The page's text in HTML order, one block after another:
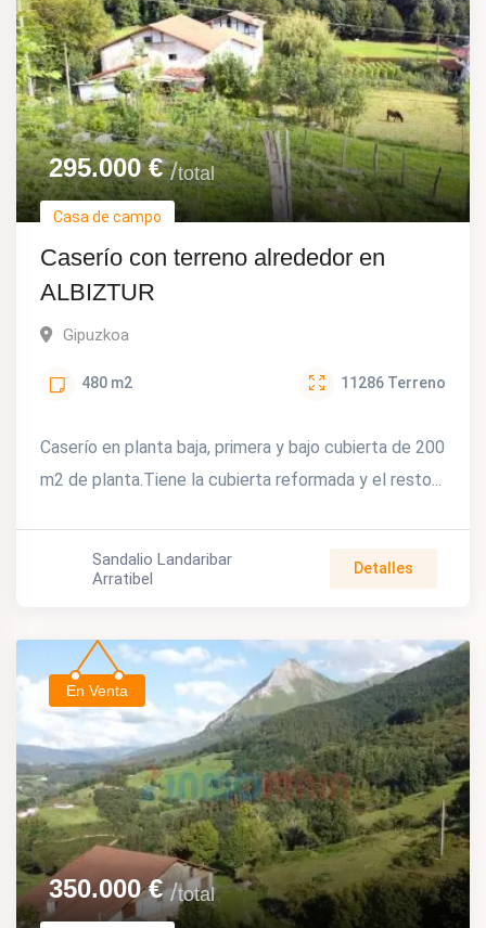
295.000€ total
Casa de campo
Caserío con terreno alrededor en
ALBIZTUR
Gipuzkoa
480 m2 11286 Terreno
Caserío en planta baja, primera y bajo cubierta de 200
m2 de planta.Tiene la cubierta reformada y el resto...
Sandalio Landaribar
Arratibel
Detalles
En Venta
350.000€ total